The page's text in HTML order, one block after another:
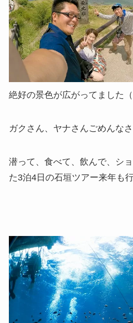
絶好の景色が広がってました（
ガクさん、ヤナさんごめんな
潜って、食べて、飲んで、シ
た3泊4日の石垣ツアー来年も